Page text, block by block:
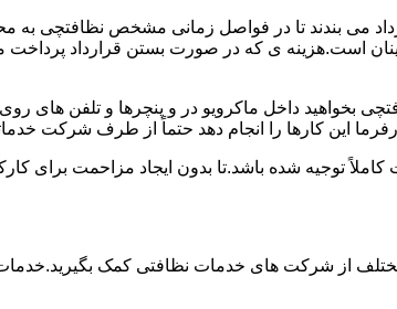
می بندند تا در فواصل زمانی مشخص نظافتچی به
اطمینان است.هزینه ی که در صورت بستن قرارداد
بخواهید داخل ماکرویو در و پنچرها و تلفن
این کارها را انجام دهد حتماً از طرف شرکت
توجیه شده باشد.تا بدون ایجاد مزاحمت برای
از شرکت های خدمات نظافتی کمک